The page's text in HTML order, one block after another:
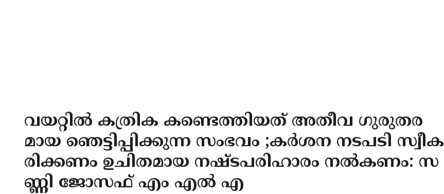
വയറ്റിൽ കത്രിക കണ്ടെത്തിയത് അതീവ ഗുരുതര
മായ ഞെട്ടിപ്പിക്കുന്ന സംഭവം ;കർശന നടപടി സ്വീക
രിക്കണം ഉചിതമായ നഷ്ടപരിഹാരം നൽകണം: സ
ണ്ണി ജോസഫ് എം എൽ എ